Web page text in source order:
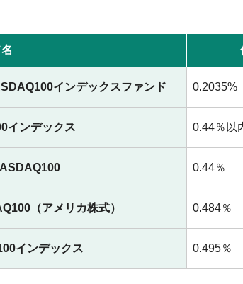
インデックスファンド 0.2035%
インデックス 0.44％以
0.44％
（アメリカ株式） 0.484％
インデックス 0.495％